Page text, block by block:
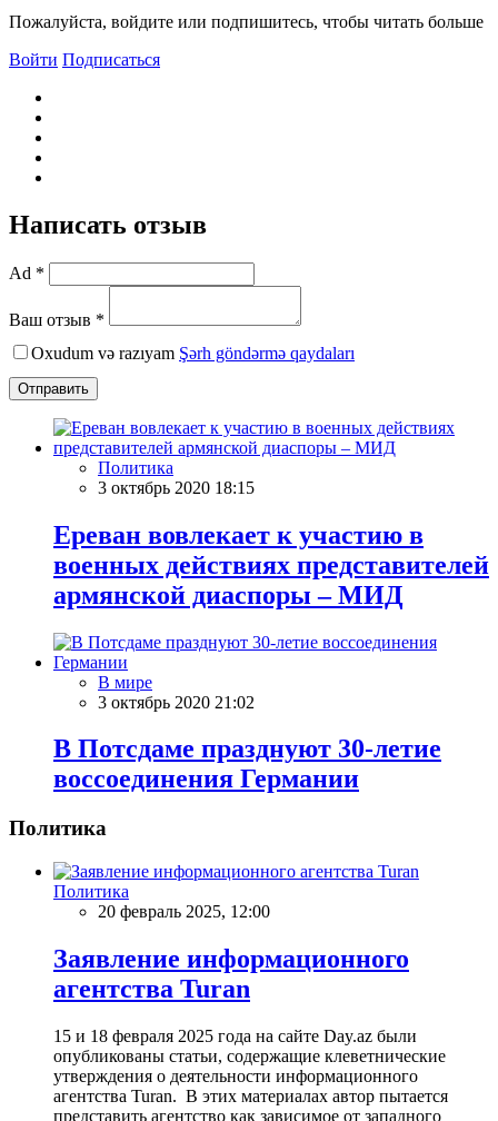
Пожалуйста, войдите или подпишитесь, чтобы читать больше
Войти Подписаться
Написать отзыв
Ad *
Ваш отзыв *
Oxudum və razıyam Şərh göndərmə qaydaları
Отправить
Политика
3 октябрь 2020 18:15
Ереван вовлекает к участию в
военных действиях представителей
армянской диаспоры – МИД
В мире
3 октябрь 2020 21:02
В Потсдаме празднуют 30-летие
воссоединения Германии
Политика
Политика
20 февраль 2025, 12:00
Заявление информационного
агентства Turan
15 и 18 февраля 2025 года на сайте Day.az были
опубликованы статьи, содержащие клеветнические
утверждения о деятельности информационного
агентства Turan. В этих материалах автор пытается
представить агентство как зависимое от западного